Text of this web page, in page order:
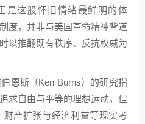
是这股怀旧情绪最鲜明的体
度，并非与美国革命精神背道
以推翻既有秩序、反抗权威为
恩斯（Ken Burns）的研究指
求自由与平等的理想运动，但
产扩张与经济利益等现实考